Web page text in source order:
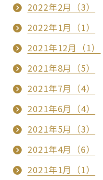
2022年2月（3）
2022年1月（1）
2021年12月（1）
2021年8月（5）
2021年7月（4）
2021年6月（4）
2021年5月（3）
2021年4月（6）
2021年1月（1）